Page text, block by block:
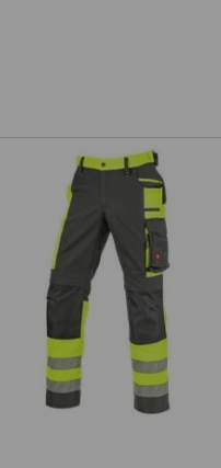
Bundhose e.s.motion
24/7